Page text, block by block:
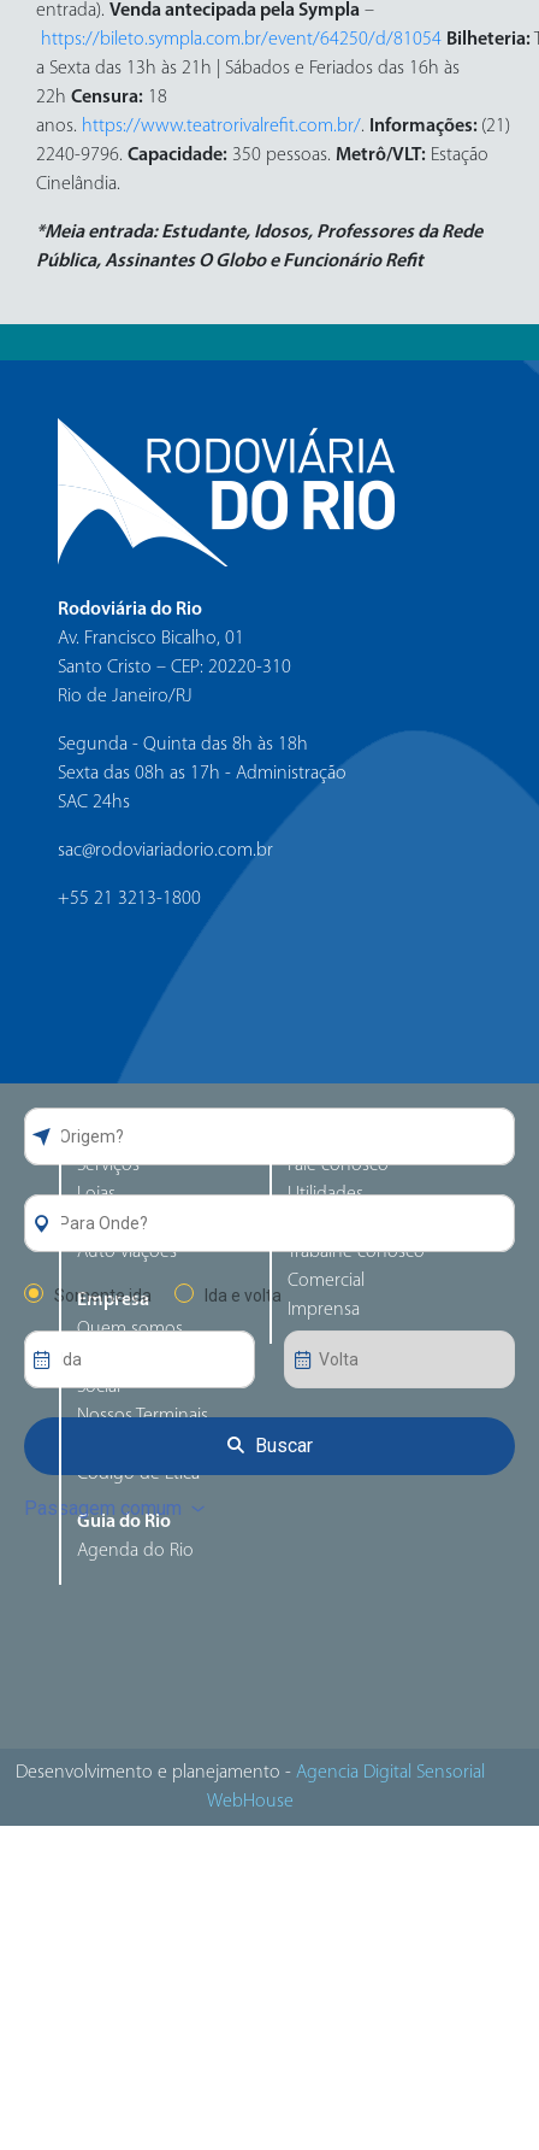
entrada). Venda antecipada pela Sympla –
https://bileto.sympla.com.br/event/64250/d/81054 Bilheteria:
a Sexta das 13h às 21h | Sábados e Feriados das 16h às
22h Censura: 18
anos. https://www.teatrorivalrefit.com.br/. Informações: (21)
2240-9796. Capacidade: 350 pessoas. Metrô/VLT: Estação
Cinelândia.
*Meia entrada: Estudante, Idosos, Professores da Rede
Pública, Assinantes O Globo e Funcionário Refit
Rodoviária do Rio
Av. Francisco Bicalho, 01
Santo Cristo – CEP: 20220-310
Rio de Janeiro/RJ
Segunda - Quinta das 8h às 18h
Sexta das 08h as 17h - Administração
SAC 24hs
sac@rodoviariadorio.com.br
+55 21 3213-1800
Guia da Rodoviária
Serviços
Lojas
Alimentação
Auto viações
Empresa
Quem somos
Responsabilidade
Social
Nossos Terminais
Código de Ética
Guia do Rio
Agenda do Rio
Fale conosco
Utilidades
Trabalhe conosco
Comercial
Imprensa
Desenvolvimento e planejamento - Agencia Digital Sensorial
WebHouse
Somente ida Ida e volta
Buscar
Passagem comum